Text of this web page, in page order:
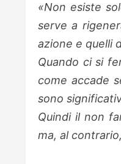
«Non esiste
serve a
azione e quelli
Quando ci si
come accade
sono
Quindi il non
ma, al